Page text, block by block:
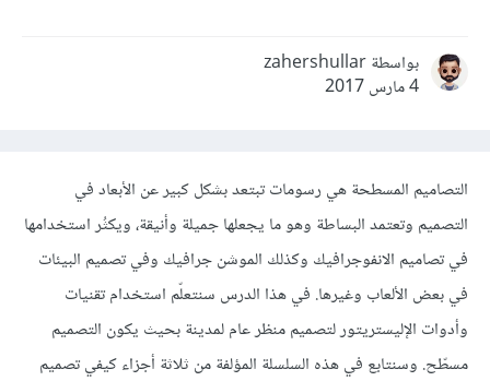
بواسطة zahershullar
4 مارس 2017
التصاميم المسطحة هي رسومات تبتعد بشكل كبير عن الأبعاد في
التصميم وتعتمد البساطة وهو ما يجعلها جميلة وأنيقة، ويكثُر استخدامها
في تصاميم الانفوجرافيك وكذلك الموشن جرافيك وفي تصميم البيئات
في بعض الألعاب وغيرها. في هذا الدرس سنتعلّم استخدام تقنيات
وأدوات الإليستريتور لتصميم منظر عام لمدينة بحيث يكون التصميم
مسطّح. وسنتابع في هذه السلسلة المؤلفة من ثلاثة أجزاء كيفي تصميم